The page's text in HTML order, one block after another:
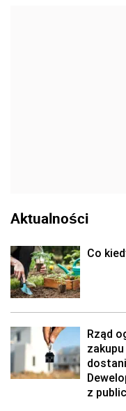
Aktualności
Co
Rząd
z